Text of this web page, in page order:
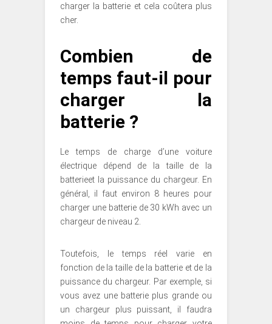
charger la batterie et cela coûtera plus
cher.
Combien de
temps faut-il pour
charger la
batterie ?
Le temps de charge d’une voiture
électrique dépend de la taille de la
batterieet la puissance du chargeur. En
général, il faut environ 8 heures pour
charger une batterie de 30 kWh avec un
chargeur de niveau 2.
Toutefois, le temps réel varie en
fonction de la taille de la batterie et de la
puissance du chargeur. Par exemple, si
vous avez une batterie plus grande ou
un chargeur plus puissant, il faudra